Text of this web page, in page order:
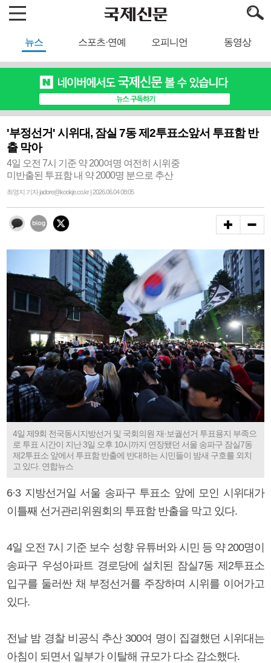
뉴스 스포츠·연예 오피니언 동영상
'부정선거' 시위대, 잠실 7동 제2투표소앞서 투표함 반
출 막아
4일 오전 7시 기준 약 200여명 여전히 시위중
미반출된 투표함 내 약 2000명 분으로 추산
최영지 기자 jadore@kookje.co.kr | 2026.06.04 08:05
4일 제9회 전국동시지방선거 및 국회의원 재·보궐선거 투표용지 부족으
로 투표 시간이 지난 3일 오후 10시까지 연장됐던 서울 송파구 잠실7동
제2투표소 앞에서 투표함 반출에 반대하는 시민들이 밤새 구호를 외치
고 있다. 연합뉴스
6·3 지방선거일 서울 송파구 투표소 앞에 모인 시위대가
이틀째 선거관리위원회의 투표함 반출을 막고 있다.
4일 오전 7시 기준 보수 성향 유튜버와 시민 등 약 200명이
송파구 우성아파트 경로당에 설치된 잠실7동 제2투표소
입구를 둘러싼 채 부정선거를 주장하며 시위를 이어가고
있다.
전날 밤 경찰 비공식 추산 300여 명이 집결했던 시위대는
아침이 되면서 일부가 이탈해 규모가 다소 감소했다.